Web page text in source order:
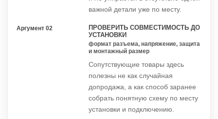
важной детали уже по месту.
Аргумент 02
ПРОВЕРИТЬ СОВМЕСТИМОСТЬ ДО
УСТАНОВКИ
формат разъема, напряжение, защита
и монтажный размер
Сопутствующие товары здесь
полезны не как случайная
допродажа, а как способ заранее
собрать понятную схему по месту
установки и подключению.